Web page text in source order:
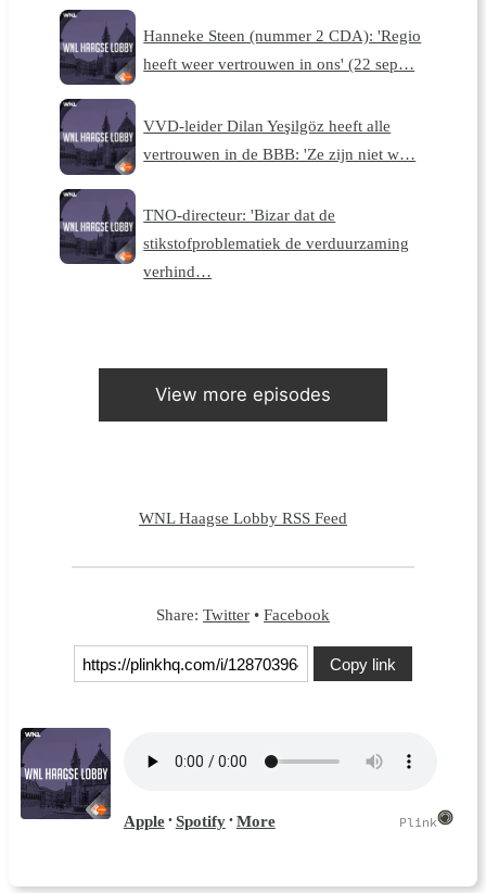
Hanneke Steen (nummer 2 CDA): 'Regio
heeft weer vertrouwen in ons' (22 sep…
VVD-leider Dilan Yeşilgöz heeft alle
vertrouwen in de BBB: 'Ze zijn niet w…
TNO-directeur: 'Bizar dat de
stikstofproblematiek de verduurzaming
verhind…
View more episodes
WNL Haagse Lobby RSS Feed
Share: Twitter • Facebook
Copy link